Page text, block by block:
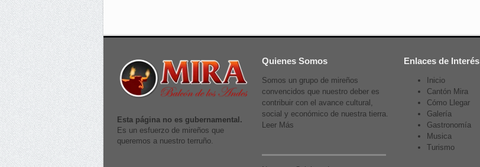
Esta página no es gubernamental.
Es un esfuerzo de mireños que
queremos a nuestro terruño.
Quienes Somos
Somos un grupo de mireños
convencidos que nuestro deber es
contribuir con el avance cultural,
social y económico de nuestra tierra.
Leer Más
Enlaces de Interés
Inicio
Cantón Mira
Cómo Llegar
Galería
Gastronomía
Musica
Turismo